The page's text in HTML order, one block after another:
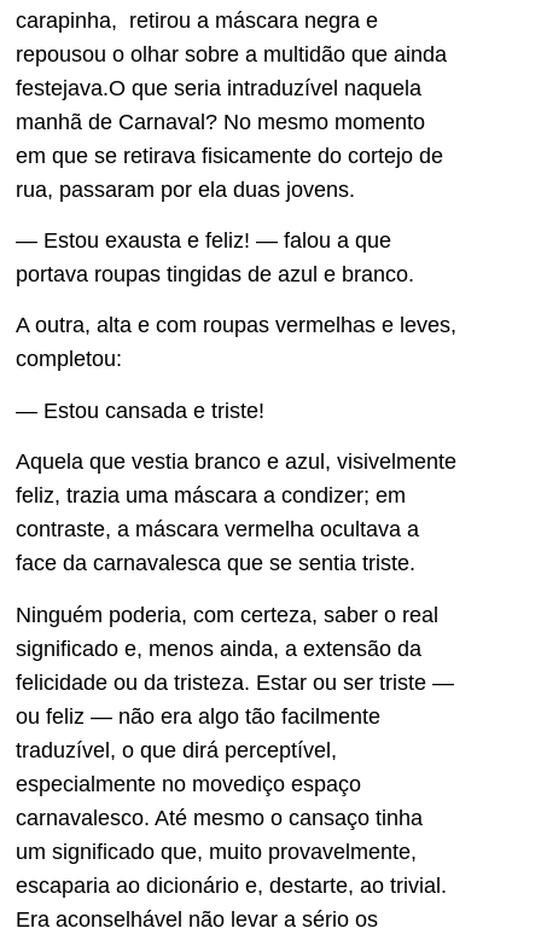
carapinha, retirou a máscara negra e
repousou o olhar sobre a multidão que ainda
festejava.O que seria intraduzível naquela
manhã de Carnaval? No mesmo momento
em que se retirava fisicamente do cortejo de
rua, passaram por ela duas jovens.
— Estou exausta e feliz! — falou a que
portava roupas tingidas de azul e branco.
A outra, alta e com roupas vermelhas e leves,
completou:
— Estou cansada e triste!
Aquela que vestia branco e azul, visivelmente
feliz, trazia uma máscara a condizer; em
contraste, a máscara vermelha ocultava a
face da carnavalesca que se sentia triste.
Ninguém poderia, com certeza, saber o real
significado e, menos ainda, a extensão da
felicidade ou da tristeza. Estar ou ser triste —
ou feliz — não era algo tão facilmente
traduzível, o que dirá perceptível,
especialmente no movediço espaço
carnavalesco. Até mesmo o cansaço tinha
um significado que, muito provavelmente,
escaparia ao dicionário e, destarte, ao trivial.
Era aconselhável não levar a sério os